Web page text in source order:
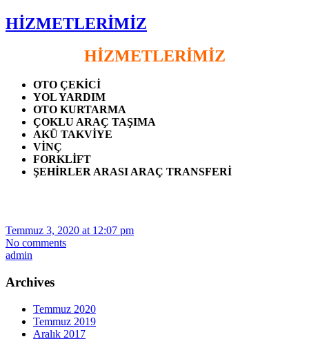
HİZMETLERİMİZ
HİZMETLERİMİZ
OTO ÇEKİCİ
YOL YARDIM
OTO KURTARMA
ÇOKLU ARAÇ TAŞIMA
AKÜ TAKVİYE
VİNÇ
FORKLİFT
ŞEHİRLER ARASI ARAÇ TRANSFERİ
Temmuz 3, 2020 at 12:07 pm
No comments
admin
Archives
Temmuz 2020
Temmuz 2019
Aralık 2017